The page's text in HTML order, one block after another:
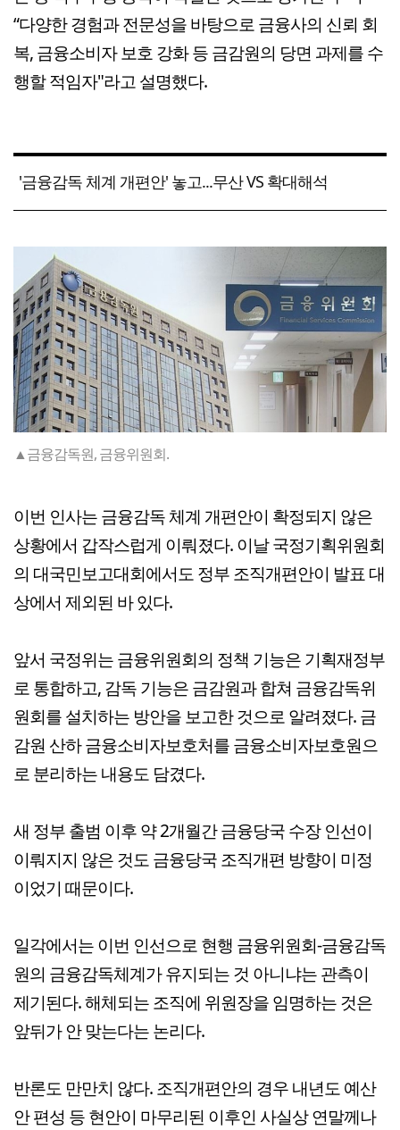
“다양한 경험과 전문성을 바탕으로 금융사의 신뢰 회
복, 금융소비자 보호 강화 등 금감원의 당면 과제를 수
행할 적임자"라고 설명했다.
'금융감독 체계 개편안' 놓고...무산 VS 확대해석
▲금융감독원, 금융위원회.
이번 인사는 금융감독 체계 개편안이 확정되지 않은
상황에서 갑작스럽게 이뤄졌다. 이날 국정기획위원회
의 대국민보고대회에서도 정부 조직개편안이 발표 대
상에서 제외된 바 있다.
앞서 국정위는 금융위원회의 정책 기능은 기획재정부
로 통합하고, 감독 기능은 금감원과 합쳐 금융감독위
원회를 설치하는 방안을 보고한 것으로 알려졌다. 금
감원 산하 금융소비자보호처를 금융소비자보호원으
로 분리하는 내용도 담겼다.
새 정부 출범 이후 약 2개월간 금융당국 수장 인선이
이뤄지지 않은 것도 금융당국 조직개편 방향이 미정
이었기 때문이다.
일각에서는 이번 인선으로 현행 금융위원회-금융감독
원의 금융감독체계가 유지되는 것 아니냐는 관측이
제기된다. 해체되는 조직에 위원장을 임명하는 것은
앞뒤가 안 맞는다는 논리다.
반론도 만만치 않다. 조직개편안의 경우 내년도 예산
안 편성 등 현안이 마무리된 이후인 사실상 연말께나